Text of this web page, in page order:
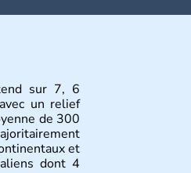
sur 7, 6
un relief
de 300
et
dont 4